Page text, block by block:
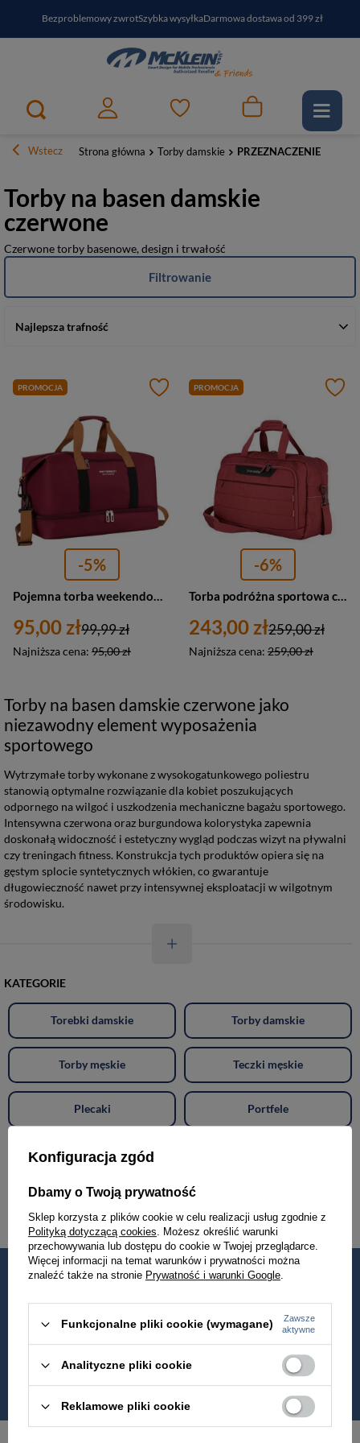
Bezproblemowy zwrotSzybka wysyłkaDarmowa dostawa od 399 zł
PayPo - kup i zapłać za30 dniZapisz się do newslettera i odbierz RABAT
Wstecz Strona główna Torby damskie PRZEZNACZENIE
Torby na basen damskie
czerwone
Czerwone torby basenowe, design i trwałość
Najlepsza trafność
Filtrowanie
PROMOCJA
-5%
Pojemna torba weekendowa wykonana z poliestru w burgundowym kolorze, zamykana suwakiem - Peterson
95,00 zł
Najniższa cena: 95,00 zł
99,99 zł
PROMOCJA
-6%
Torba podróżna sportowa czerwona - Travelite Skaii 92605-12
243,00 zł
Najniższa cena: 259,00 zł
259,00 zł
Torby na basen damskie czerwone jako
niezawodny element wyposażenia
sportowego
Wytrzymałe torby wykonane z wysokogatunkowego poliestru
stanowią optymalne rozwiązanie dla kobiet poszukujących
odpornego na wilgoć i uszkodzenia mechaniczne bagażu sportowego.
Intensywna czerwona oraz burgundowa kolorystyka zapewnia
doskonałą widoczność i estetyczny wygląd podczas wizyt na pływalni
czy treningach fitness. Konstrukcja tych produktów opiera się na
gęstym splocie syntetycznych włókien, co gwarantuje
długowieczność nawet przy intensywnej eksploatacji w wilgotnym
środowisku.
KATEGORIE
Torebki damskie Torby damskie
Torby męskie Teczki męskie
Plecaki Portfele
Walizki podróżne
Renowacja skóry
w Polsce
premium
Wysyłka nawet
w 24h
Darmowa dostawa
Konfiguracja zgód
Dbamy o Twoją prywatność
Sklep korzysta z plików cookie w celu realizacji usług zgodnie z
Polityką dotyczącą cookies. Możesz określić warunki
przechowywania lub dostępu do cookie w Twojej przeglądarce.
Więcej informacji na temat warunków i prywatności można
znaleźć także na stronie Prywatność i warunki Google.
Funkcjonalne pliki cookie (wymagane)
Zawsze
aktywne
Analityczne pliki cookie
Reklamowe pliki cookie